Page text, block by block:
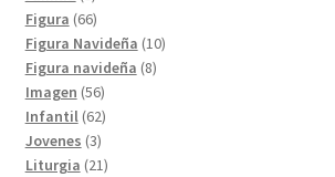
productos
Figura 6666
productos
Figura Navideña 1010
Figura navideña 88
Imagen 5656
productos
Infantil 6262
productos
Jovenes 33
productos
Liturgia 2121